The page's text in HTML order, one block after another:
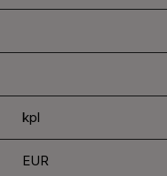
kpl
EUR